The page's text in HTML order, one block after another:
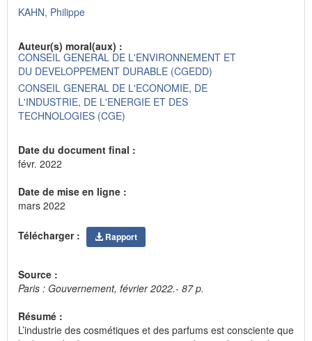
KAHN, Philippe
Auteur(s) moral(aux) :
CONSEIL GENERAL DE L'ENVIRONNEMENT ET
DU DEVELOPPEMENT DURABLE (CGEDD)
CONSEIL GENERAL DE L'ECONOMIE, DE
L'INDUSTRIE, DE L'ENERGIE ET DES
TECHNOLOGIES (CGE)
Date du document final :
févr. 2022
Date de mise en ligne :
mars 2022
Télécharger : Rapport
Source :
Paris : Gouvernement, février 2022.- 87 p.
Résumé :
L’industrie des cosmétiques et des parfums est consciente que